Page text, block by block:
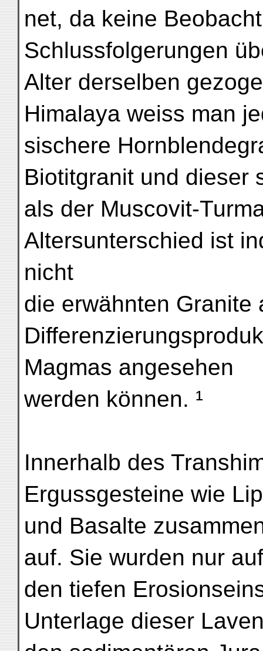
net, da keine
Schlussfolgerungen
Alter derselben
Himalaya weiss man
sischere
Biotitgranit und dieser
als der Muscovit-
Altersunterschied ist
nicht
die erwähnten Granite
Magmas angesehen
werden können. ¹
Innerhalb des
Ergussgesteine wie
und Basalte
auf. Sie wurden nur
den tiefen
Unterlage dieser